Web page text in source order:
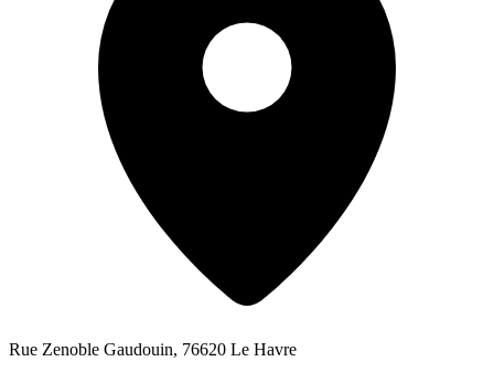
Rue Zenoble Gaudouin, 76620 Le Havre